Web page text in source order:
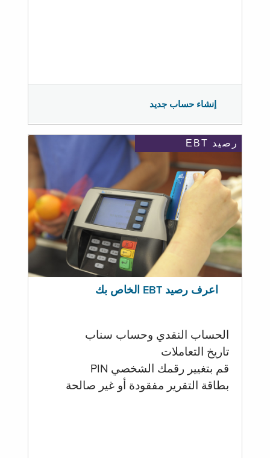
إنشاء حساب جديد
رصيد EBT
اعرف رصيد EBT الخاص بك
الحساب النقدي وحساب سناب
تاريخ التعاملات
قم بتغيير رقمك الشخصي PIN
بطاقة التقرير مفقودة أو غير صالحة